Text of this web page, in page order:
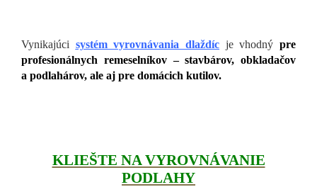
Vynikajúci systém vyrovnávania dlaždíc je vhodnýpre
profesionálnych remeselníkov – stavbárov, obkladačov
a podlahárov, ale aj pre domácich kutilov.
KLIEŠTE NA VYROVNÁVANIE
PODLAHY